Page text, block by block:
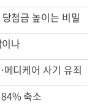
첨금 높이는 비밀
나
디케어 사기 유죄
축소